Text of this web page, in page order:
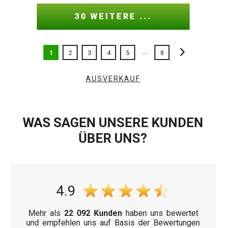
30 WEITERE ...
1 2 3 4 5 ... 8
AUSVERKAUF
WAS SAGEN UNSERE KUNDEN
ÜBER UNS?
4.9
Mehr als 22 092 Kundenhaben uns bewertet
und empfehlen uns auf Basis der Bewertungen